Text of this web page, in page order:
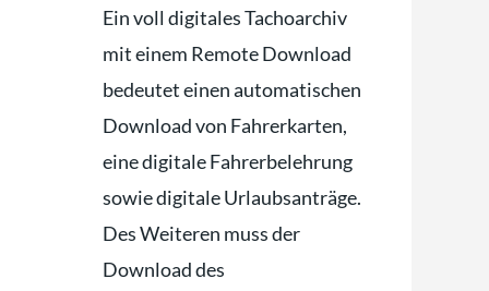
Ein voll digitales Tachoarchiv
mit einem Remote Download
bedeutet einen automatischen
Download von Fahrerkarten,
eine digitale Fahrerbelehrung
sowie digitale Urlaubsanträge.
Des Weiteren muss der
Download des